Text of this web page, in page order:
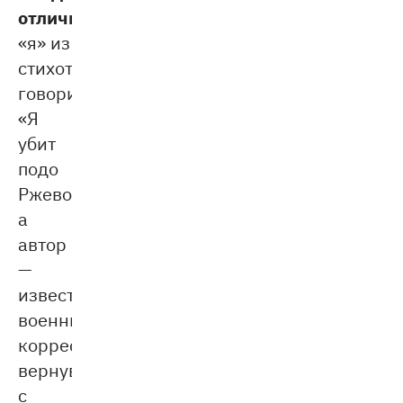
отличия.
«я» из
стихотворения
говорит:
«Я
убит
подо
Ржевом»,
а
автор
—
известный
военный
корреспондент,
вернувшийся
с